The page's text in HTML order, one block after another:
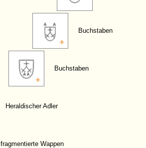
Buchstaben
Buchstaben
Heraldischer Adler
fragmentierte Wappen